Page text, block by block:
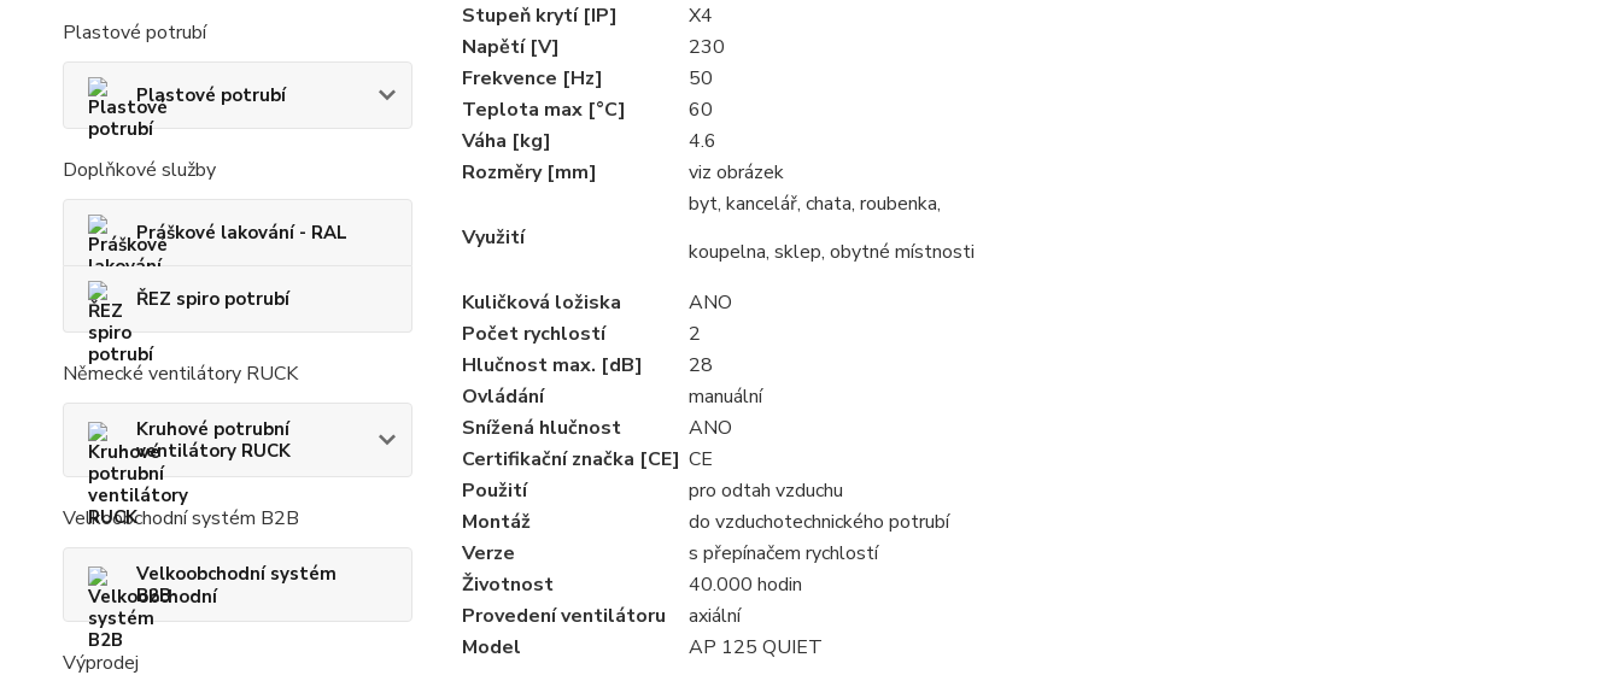
Plastové potrubí
Plastové potrubí
Doplňkové služby
Práškové lakování - RAL
ŘEZ spiro potrubí
Německé ventilátory RUCK
Kruhové potrubní
ventilátory RUCK
Velkoobchodní systém B2B
Velkoobchodní systém
B2B
Výprodej
Stupeň krytí [IP]
X4
Napětí [V]
230
Frekvence [Hz]
50
Teplota max [°C]
60
Váha [kg]
4.6
Rozměry [mm]
viz obrázek
Využití
byt, kancelář, chata, roubenka,
koupelna, sklep, obytné místnosti
Kuličková ložiska
ANO
Počet rychlostí
2
Hlučnost max. [dB]
28
Ovládání
manuální
Snížená hlučnost
ANO
Certifikační značka [CE] CE
Použití
pro odtah vzduchu
Montáž
do vzduchotechnického potrubí
Verze
s přepínačem rychlostí
Životnost
40.000 hodin
Provedení ventilátoru
axiální
Model
AP 125 QUIET